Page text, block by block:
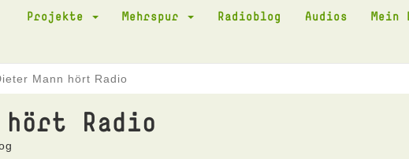
Projekte Mehrspur Radioblog Audios Mein
Mann hört Radio
hört Radio